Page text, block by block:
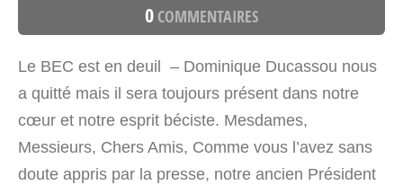
0 COMMENTAIRES
Le BEC est en deuil – Dominique Ducassou nous
a quitté mais il sera toujours présent dans notre
cœur et notre esprit béciste. Mesdames,
Messieurs, Chers Amis, Comme vous l’avez sans
doute appris par la presse, notre ancien Président